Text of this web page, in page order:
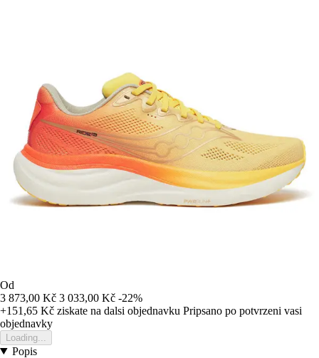
Od
3 873,00 Kč 3 033,00 Kč -22%
+151,65 Kč ziskate na dalsi objednavku Pripsano po potvrzeni vasi
objednavky
Loading...
Popis